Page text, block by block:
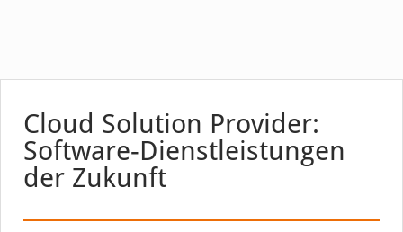
Cloud Solution Provider:
Software-Dienstleistungen
der Zukunft